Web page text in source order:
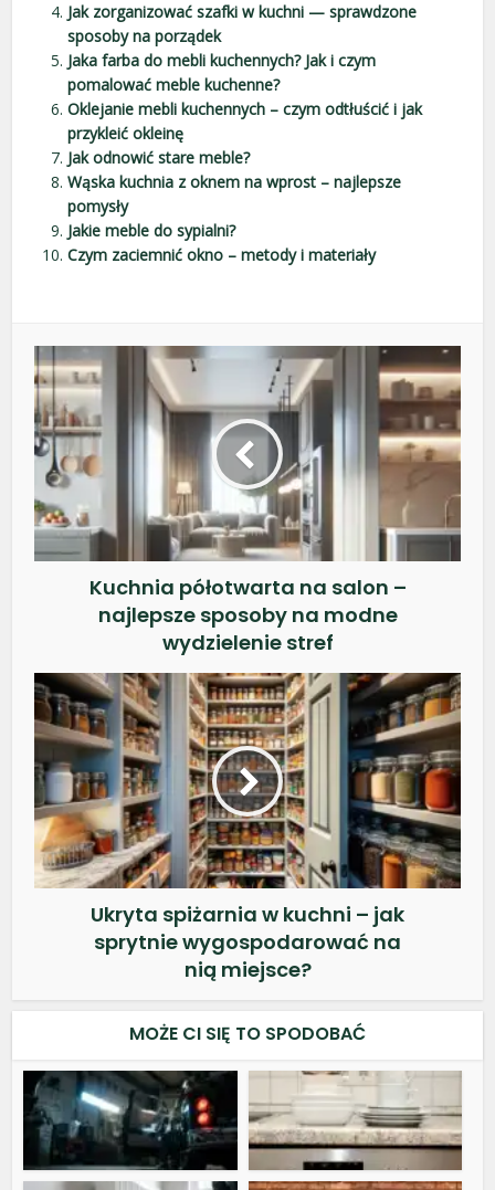
Jak zorganizować szafki w kuchni — sprawdzone
sposoby na porządek
Jaka farba do mebli kuchennych? Jak i czym
pomalować meble kuchenne?
Oklejanie mebli kuchennych – czym odtłuścić i jak
przykleić okleinę
Jak odnowić stare meble?
Wąska kuchnia z oknem na wprost – najlepsze
pomysły
Jakie meble do sypialni?
Czym zaciemnić okno – metody i materiały
Kuchnia półotwarta na salon –
najlepsze sposoby na modne
wydzielenie stref
Ukryta spiżarnia w kuchni – jak
sprytnie wygospodarować na
nią miejsce?
MOŻE CI SIĘ TO SPODOBAĆ